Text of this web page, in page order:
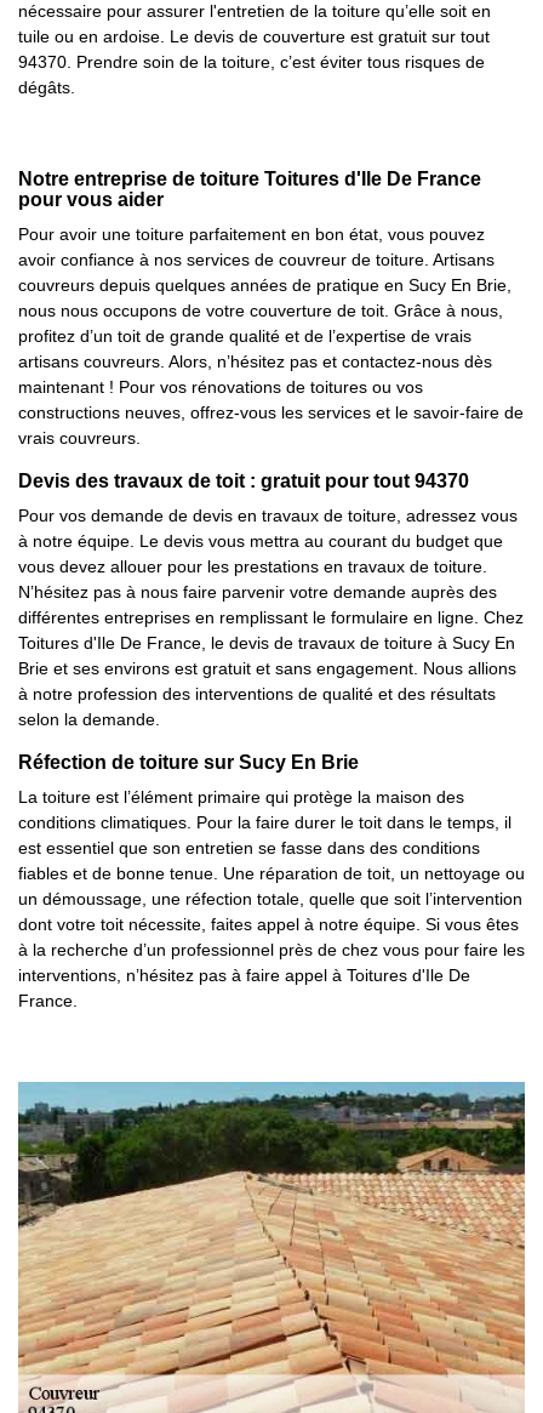
nécessaire pour assurer l'entretien de la toiture qu’elle soit en
tuile ou en ardoise. Le devis de couverture est gratuit sur tout
94370. Prendre soin de la toiture, c’est éviter tous risques de
dégâts.
Notre entreprise de toiture Toitures d'Ile De France
pour vous aider
Pour avoir une toiture parfaitement en bon état, vous pouvez
avoir confiance à nos services de couvreur de toiture. Artisans
couvreurs depuis quelques années de pratique en Sucy En Brie,
nous nous occupons de votre couverture de toit. Grâce à nous,
profitez d’un toit de grande qualité et de l’expertise de vrais
artisans couvreurs. Alors, n’hésitez pas et contactez-nous dès
maintenant ! Pour vos rénovations de toitures ou vos
constructions neuves, offrez-vous les services et le savoir-faire de
vrais couvreurs.
Devis des travaux de toit : gratuit pour tout 94370
Pour vos demande de devis en travaux de toiture, adressez vous
à notre équipe. Le devis vous mettra au courant du budget que
vous devez allouer pour les prestations en travaux de toiture.
N’hésitez pas à nous faire parvenir votre demande auprès des
différentes entreprises en remplissant le formulaire en ligne. Chez
Toitures d'Ile De France, le devis de travaux de toiture à Sucy En
Brie et ses environs est gratuit et sans engagement. Nous allions
à notre profession des interventions de qualité et des résultats
selon la demande.
Réfection de toiture sur Sucy En Brie
La toiture est l’élément primaire qui protège la maison des
conditions climatiques. Pour la faire durer le toit dans le temps, il
est essentiel que son entretien se fasse dans des conditions
fiables et de bonne tenue. Une réparation de toit, un nettoyage ou
un démoussage, une réfection totale, quelle que soit l’intervention
dont votre toit nécessite, faites appel à notre équipe. Si vous êtes
à la recherche d’un professionnel près de chez vous pour faire les
interventions, n’hésitez pas à faire appel à Toitures d'Ile De
France.